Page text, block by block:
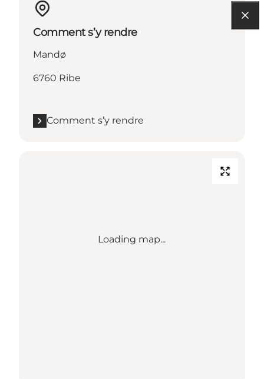
Comment s’y rendre
Mandø
6760 Ribe
Comment s’y rendre
Loading map...